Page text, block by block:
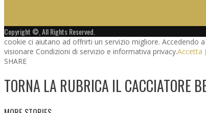
Copyright ©, All Rights Reserved.
cookie ci aiutano ad offrirti un servizio migliore.
visionare Condizioni di servizio e informativa privacy.Accetta
SHARE
TORNA LA RUBRICA IL CACCIATORE